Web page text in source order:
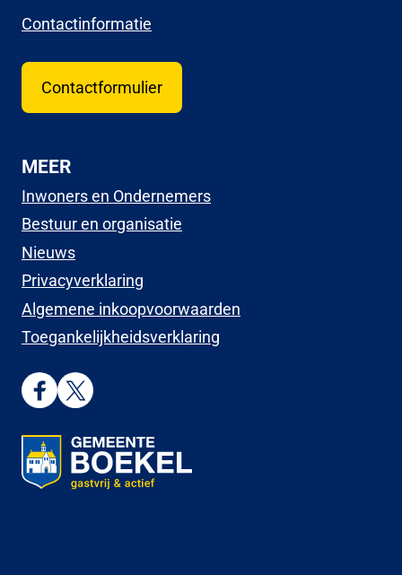
Contactinformatie
Contactformulier
MEER
Inwoners en Ondernemers
Bestuur en organisatie
Nieuws
Privacyverklaring
Algemene inkoopvoorwaarden
Toegankelijkheidsverklaring